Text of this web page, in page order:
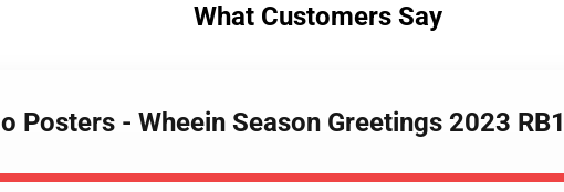
What Customers Say
Posters - Wheein Season Greetings 2023